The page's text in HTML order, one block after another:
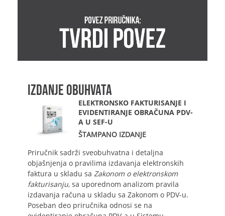
IZDANJE OBUHVATA
ELEKTRONSKO FAKTURISANJE I
EVIDENTIRANJE OBRAČUNA PDV-
A U SEF-U
ŠTAMPANO IZDANJE
Priručnik sadrži sveobuhvatna i detaljna
objašnjenja o pravilima izdavanja elektronskih
faktura u skladu sa Zakonom o elektronskom
fakturisanju, sa uporednom analizom pravila
izdavanja računa u skladu sa Zakonom o PDV-u.
Poseban deo priručnika odnosi se na